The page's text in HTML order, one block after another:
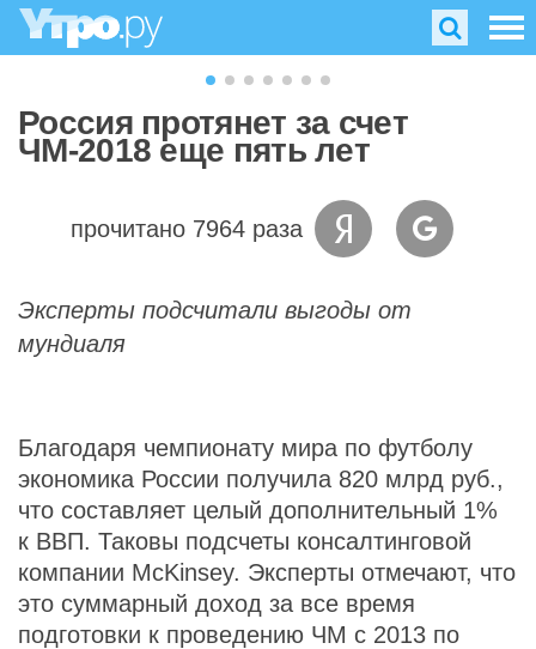
Россия протянет за счет
ЧМ-2018 еще пять лет
прочитано 7964 раза
Эксперты подсчитали выгоды от
мундиаля
Благодаря чемпионату мира по футболу
экономика России получила 820 млрд руб.,
что составляет целый дополнительный 1%
к ВВП. Таковы подсчеты консалтинговой
компании McKinsey. Эксперты отмечают, что
это суммарный доход за все время
подготовки к проведению ЧМ с 2013 по